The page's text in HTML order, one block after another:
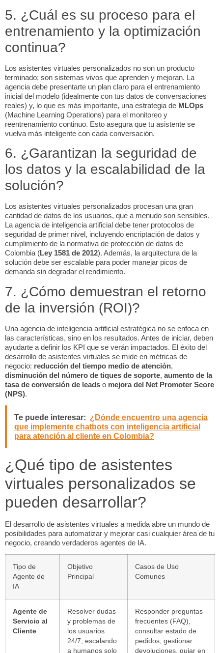
5. ¿Cuál es su proceso para el
entrenamiento y la optimización
continua?
Los asistentes virtuales personalizados no son un producto
terminado; son sistemas vivos que aprenden y mejoran. La
agencia debe presentarte un plan claro para el entrenamiento
inicial del modelo (idealmente con tus datos de conversaciones
reales) y, lo que es más importante, una estrategia de MLOps
(Machine Learning Operations) para el monitoreo y
reentrenamiento continuo. Esto asegura que tu asistente se
vuelva más inteligente con cada conversación.
6. ¿Garantizan la seguridad de
los datos y la escalabilidad de la
solución?
Los asistentes virtuales personalizados procesan una gran
cantidad de datos de los usuarios, que a menudo son sensibles.
La agencia de inteligencia artificial debe tener protocolos de
seguridad de primer nivel, incluyendo encriptación de datos y
cumplimiento de la normativa de protección de datos de
Colombia (Ley 1581 de 2012). Además, la arquitectura de la
solución debe ser escalable para poder manejar picos de
demanda sin degradar el rendimiento.
7. ¿Cómo demuestran el retorno
de la inversión (ROI)?
Una agencia de inteligencia artificial estratégica no se enfoca en
las características, sino en los resultados. Antes de iniciar, deben
ayudarte a definir los KPI que se verán impactados. El éxito del
desarrollo de asistentes virtuales se mide en métricas de
negocio: reducción del tiempo medio de atención,
disminución del número de tiques de soporte, aumento de la
tasa de conversión de leads o mejora del Net Promoter Score
(NPS).
Te puede interesar: ¿Dónde encuentro una agencia
que implemente chatbots con inteligencia artificial
para atención al cliente en Colombia?
¿Qué tipo de asistentes
virtuales personalizados se
pueden desarrollar?
El desarrollo de asistentes virtuales a medida abre un mundo de
posibilidades para automatizar y mejorar casi cualquier área de tu
negocio, creando verdaderos agentes de IA.
Tipo de
Agente de
IA
Objetivo
Principal
Casos de Uso
Comunes
Agente de
Servicio al
Cliente
Resolver dudas
y problemas de
los usuarios
24/7, escalando
a humanos solo
Responder preguntas
frecuentes (FAQ),
consultar estado de
pedidos, gestionar
devoluciones, guiar en